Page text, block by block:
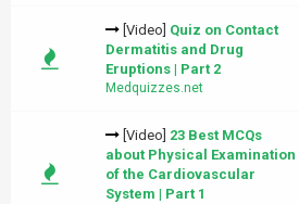
[Video] Quiz on Contact
Dermatitis and Drug
Eruptions | Part 2
Medquizzes.net
[Video] 23 Best MCQs
about Physical Examination
of the Cardiovascular
System | Part 1